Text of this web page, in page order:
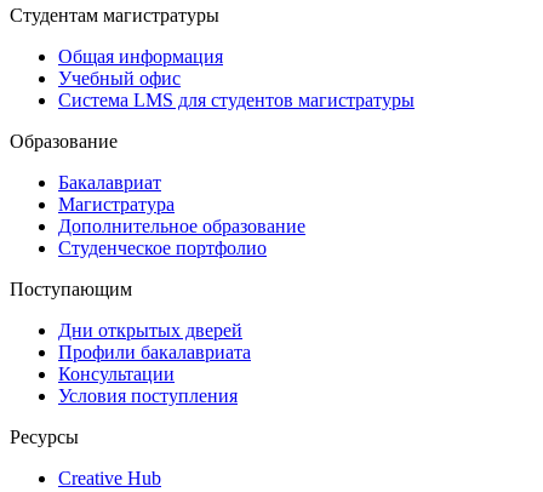
Студентам магистратуры
Общая информация
Учебный офис
Система LMS для студентов магистратуры
Образование
Бакалавриат
Магистратура
Дополнительное образование
Студенческое портфолио
Поступающим
Дни открытых дверей
Профили бакалавриата
Консультации
Условия поступления
Ресурсы
Creative Hub